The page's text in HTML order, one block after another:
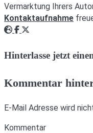
Vermarktung Ihrers
Kontaktaufnahme
Webseite
Facebook
Hinterlasse jetzt
Kommentar
E-Mail Adresse wird
Kommentar